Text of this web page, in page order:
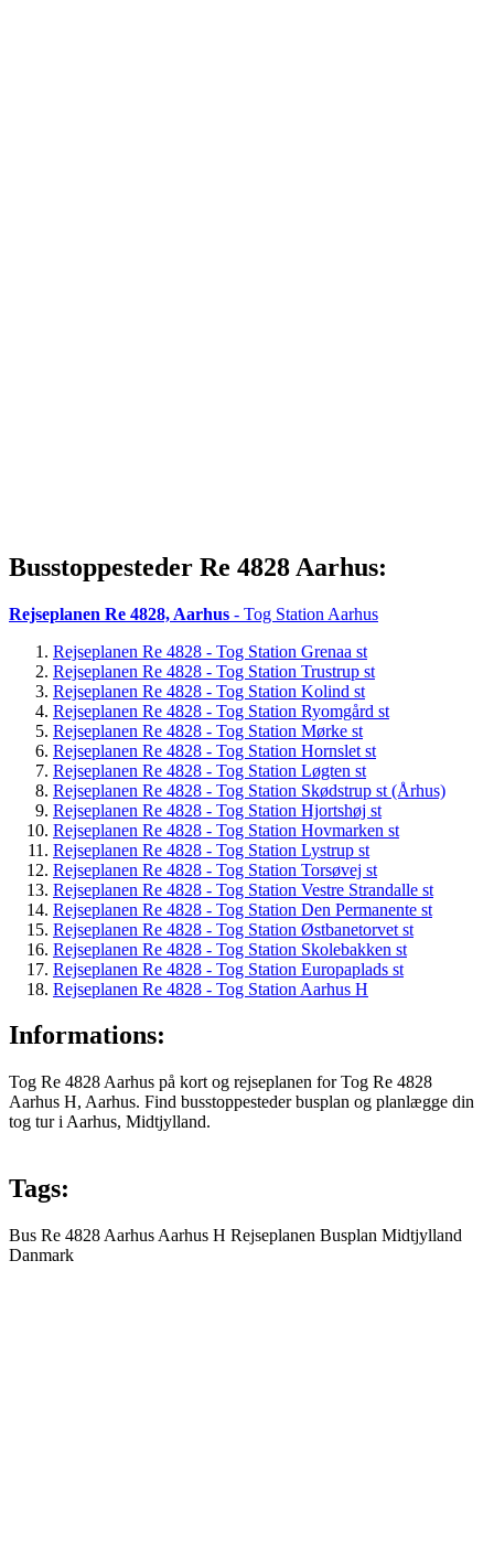
Busstoppesteder Re 4828 Aarhus:
Rejseplanen Re 4828, Aarhus - Tog Station Aarhus
Rejseplanen Re 4828 - Tog Station Grenaa st
Rejseplanen Re 4828 - Tog Station Trustrup st
Rejseplanen Re 4828 - Tog Station Kolind st
Rejseplanen Re 4828 - Tog Station Ryomgård st
Rejseplanen Re 4828 - Tog Station Mørke st
Rejseplanen Re 4828 - Tog Station Hornslet st
Rejseplanen Re 4828 - Tog Station Løgten st
Rejseplanen Re 4828 - Tog Station Skødstrup st (Århus)
Rejseplanen Re 4828 - Tog Station Hjortshøj st
Rejseplanen Re 4828 - Tog Station Hovmarken st
Rejseplanen Re 4828 - Tog Station Lystrup st
Rejseplanen Re 4828 - Tog Station Torsøvej st
Rejseplanen Re 4828 - Tog Station Vestre Strandalle st
Rejseplanen Re 4828 - Tog Station Den Permanente st
Rejseplanen Re 4828 - Tog Station Østbanetorvet st
Rejseplanen Re 4828 - Tog Station Skolebakken st
Rejseplanen Re 4828 - Tog Station Europaplads st
Rejseplanen Re 4828 - Tog Station Aarhus H
Informations:
Tog Re 4828 Aarhus på kort og rejseplanen for Tog Re 4828
Aarhus H, Aarhus. Find busstoppesteder busplan og planlægge din
tog tur i Aarhus, Midtjylland.
Tags:
Bus Re 4828 Aarhus Aarhus H Rejseplanen Busplan Midtjylland
Danmark